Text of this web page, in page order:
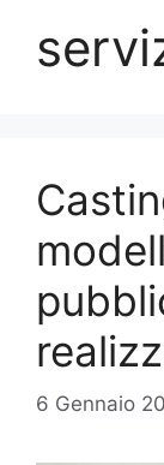
6 Gennaio